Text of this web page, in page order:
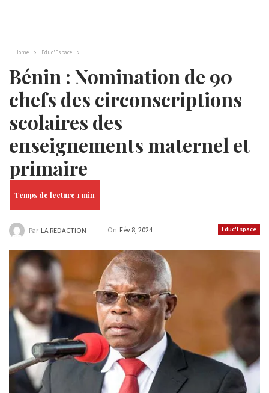
Home Educ'Espace
Bénin : Nomination de 90
chefs des circonscriptions
scolaires des
enseignements maternel et
primaire
Educ'Espace
Par LA REDACTION On Fév 8, 2024